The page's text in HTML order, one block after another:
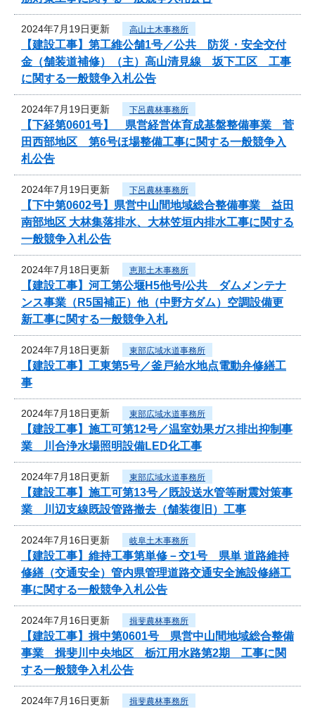
2024年7月19日更新 高山土木事務所
【建設工事】第工維公舗1号／公共 防災・安全交付
金（舗装道補修）（主）高山清見線 坂下工区 工事
に関する一般競争入札公告
2024年7月19日更新 下呂農林事務所
【下経第0601号】 県営経営体育成基盤整備事業 菅
田西部地区 第6号ほ場整備工事に関する一般競争入
札公告
2024年7月19日更新 下呂農林事務所
【下中第0602号】県営中山間地域総合整備事業 益田
南部地区 大林集落排水、大林笠垣内排水工事に関する
一般競争入札公告
2024年7月18日更新 恵那土木事務所
【建設工事】河工第公堰H5他号/公共 ダムメンテナ
ンス事業（R5国補正）他（中野方ダム）空調設備更
新工事に関する一般競争入札
2024年7月18日更新 東部広域水道事務所
【建設工事】工東第5号／釜戸給水地点電動弁修繕工
事
2024年7月18日更新 東部広域水道事務所
【建設工事】施工可第12号／温室効果ガス排出抑制事
業 川合浄水場照明設備LED化工事
2024年7月18日更新 東部広域水道事務所
【建設工事】施工可第13号／既設送水管等耐震対策事
業 川辺支線既設管路撤去（舗装復旧）工事
2024年7月16日更新 岐阜土木事務所
【建設工事】維持工事第単修－交1号 県単 道路維持
修繕（交通安全）管内県管理道路交通安全施設修繕工
事に関する一般競争入札公告
2024年7月16日更新 揖斐農林事務所
【建設工事】揖中第0601号 県営中山間地域総合整備
事業 揖斐川中央地区 栃江用水路第2期 工事に関
する一般競争入札公告
2024年7月16日更新 揖斐農林事務所